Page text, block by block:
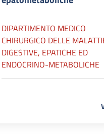
DIPARTIMENTO MEDICO
CHIRURGICO DELLE
DIGESTIVE, EPATICHE ED
ENDOCRINO-METABOLICHE